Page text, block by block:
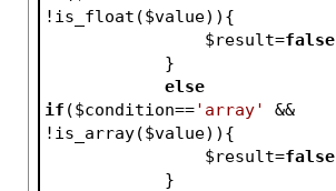
!is_float($value)){
$result=false
            }
else
if ($condition=='array'
&&
!is_array($value)){
$result=false
            }